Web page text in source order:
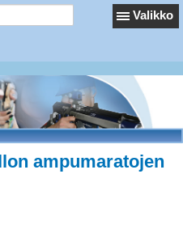
Valikko
ampumaratojen